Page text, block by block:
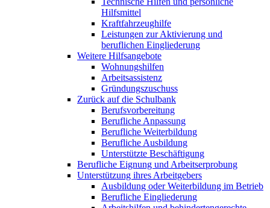
Hilfsmittel
Kraftfahrzeughilfe
Leistungen zur Aktivierung und
beruflichen Eingliederung
Weitere Hilfsangebote
Wohnungshilfen
Arbeitsassistenz
Gründungszuschuss
Zurück auf die Schulbank
Berufsvorbereitung
Berufliche Anpassung
Berufliche Weiterbildung
Berufliche Ausbildung
Unterstützte Beschäftigung
Berufliche Eignung und Arbeitserprobung
Unterstützung ihres Arbeitgebers
Ausbildung oder Weiterbildung im Betrieb
Berufliche Eingliederung